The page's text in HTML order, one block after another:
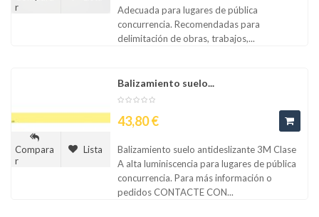
r
Adecuada para lugares de pública
concurrencia. Recomendadas para
delimitación de obras, trabajos,...
Compara
r
Lista
Balizamiento suelo...
Precio
43,80 €
Balizamiento suelo antideslizante 3M Clase
A alta luminiscencia para lugares de pública
concurrencia. Para más información o
pedidos CONTACTE CON...